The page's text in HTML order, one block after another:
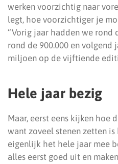
werken voorzichtig naar
legt, hoe voorzichtiger je
“Vorig jaar hadden we rond
rond de 900.000 en volgend
miljoen op de vijftiende
Hele jaar bezig
Maar, eerst eens kijken hoe
want zoveel stenen zetten is
eigenlijk het hele jaar mee
alles eerst goed uit en